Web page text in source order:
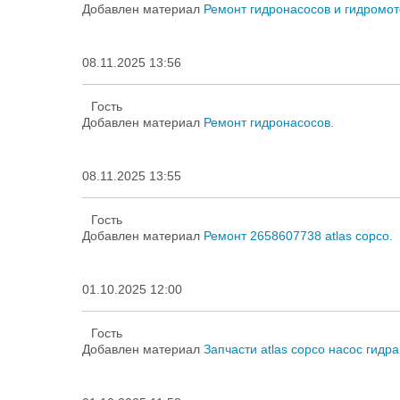
Добавлен материал Ремонт гидронасосов и
08.11.2025 13:56
Гость
Добавлен материал Ремонт гидронасосов.
08.11.2025 13:55
Гость
Добавлен материал Ремонт 2658607738 atlas copco.
01.10.2025 12:00
Гость
Добавлен материал Запчасти atlas copco насос